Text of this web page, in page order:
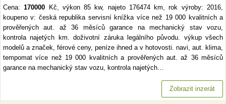
Cena:170000 Kč, výkon 85 kw, najeto 176474 km, rok výroby: 2016,
koupeno v: česká republika servisní knížka více než 19 000 kvalitních a
prověřených aut. až 36 měsíců garance na mechanický stav vozu,
kontrola najetých km. doživotní záruka legálního původu. výkup všech
modelů a značek, férové ceny, peníze ihned a v hotovosti. navi, aut. klima,
tempomat více než 19 000 kvalitních a prověřených aut. až 36 měsíců
garance na mechanický stav vozu, kontrola najetých…
Zobrazit inzerát